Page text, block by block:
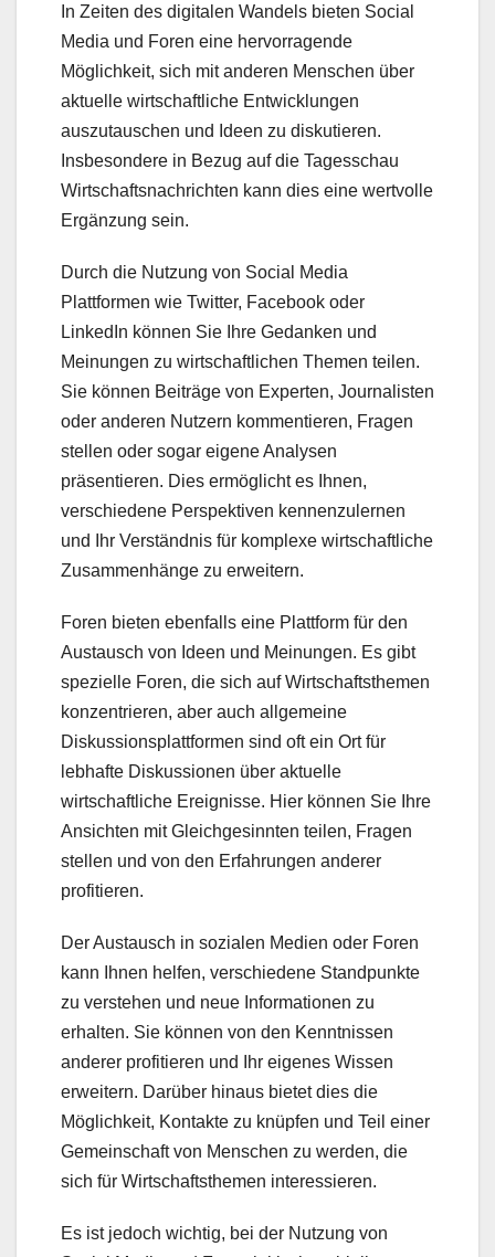
In Zeiten des digitalen Wandels bieten Social
Media und Foren eine hervorragende
Möglichkeit, sich mit anderen Menschen über
aktuelle wirtschaftliche Entwicklungen
auszutauschen und Ideen zu diskutieren.
Insbesondere in Bezug auf die Tagesschau
Wirtschaftsnachrichten kann dies eine wertvolle
Ergänzung sein.
Durch die Nutzung von Social Media
Plattformen wie Twitter, Facebook oder
LinkedIn können Sie Ihre Gedanken und
Meinungen zu wirtschaftlichen Themen teilen.
Sie können Beiträge von Experten, Journalisten
oder anderen Nutzern kommentieren, Fragen
stellen oder sogar eigene Analysen
präsentieren. Dies ermöglicht es Ihnen,
verschiedene Perspektiven kennenzulernen
und Ihr Verständnis für komplexe wirtschaftliche
Zusammenhänge zu erweitern.
Foren bieten ebenfalls eine Plattform für den
Austausch von Ideen und Meinungen. Es gibt
spezielle Foren, die sich auf Wirtschaftsthemen
konzentrieren, aber auch allgemeine
Diskussionsplattformen sind oft ein Ort für
lebhafte Diskussionen über aktuelle
wirtschaftliche Ereignisse. Hier können Sie Ihre
Ansichten mit Gleichgesinnten teilen, Fragen
stellen und von den Erfahrungen anderer
profitieren.
Der Austausch in sozialen Medien oder Foren
kann Ihnen helfen, verschiedene Standpunkte
zu verstehen und neue Informationen zu
erhalten. Sie können von den Kenntnissen
anderer profitieren und Ihr eigenes Wissen
erweitern. Darüber hinaus bietet dies die
Möglichkeit, Kontakte zu knüpfen und Teil einer
Gemeinschaft von Menschen zu werden, die
sich für Wirtschaftsthemen interessieren.
Es ist jedoch wichtig, bei der Nutzung von